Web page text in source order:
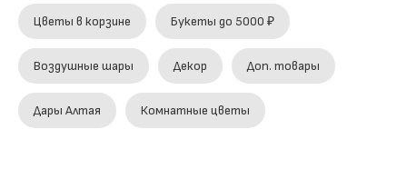
Цветы в корзине Букеты до 5000 ₽
Воздушные шары Декор Доп. товары
Дары Алтая Комнатные цветы